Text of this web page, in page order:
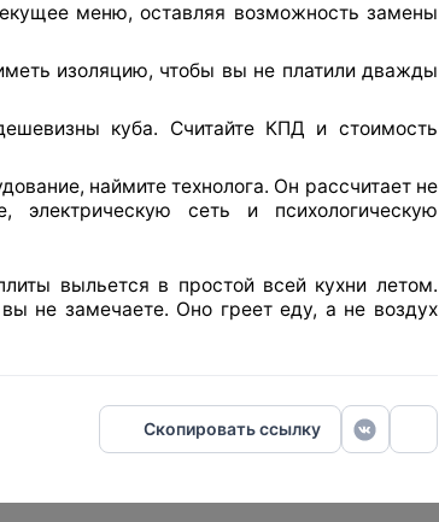
меню, оставляя возможность замены
изоляцию, чтобы вы не платили дважды
куба. Считайте КПД и стоимость
наймите технолога. Он рассчитает не
сеть и психологическую
выльется в простой всей кухни летом.
не замечаете. Оно греет еду, а не воздух
Скопировать ссылку